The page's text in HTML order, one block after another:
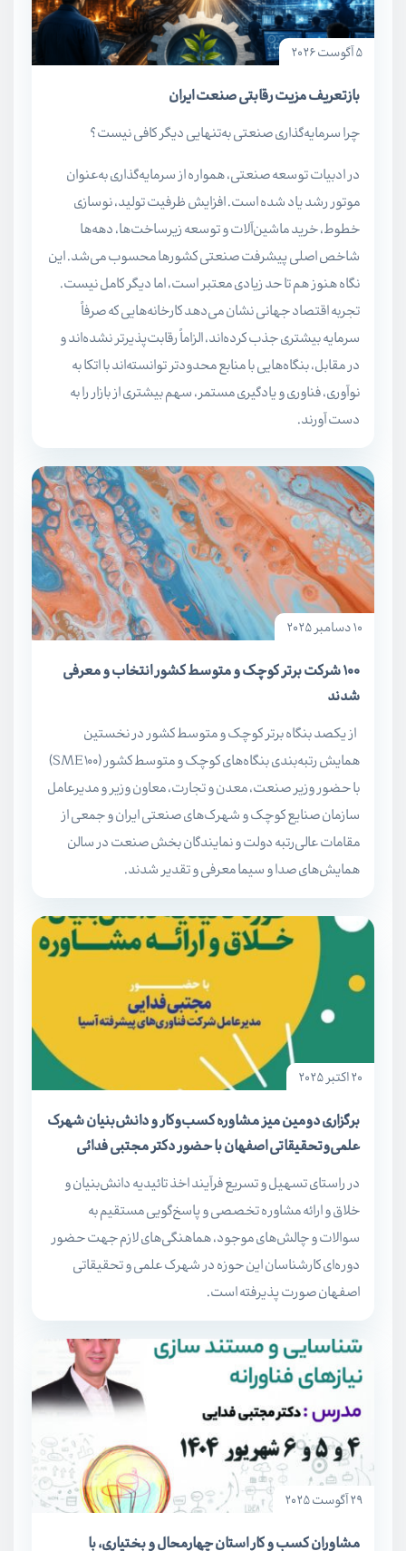
5 آگوست 2026
بازتعریف مزیت رقابتی صنعت ایران
چرا سرمایه‌گذاری صنعتی به‌تنهایی دیگر کافی نیست؟
در ادبیات توسعه صنعتی، همواره از سرمایه‌گذاری به‌عنوان
موتور رشد یاد شده است. افزایش ظرفیت تولید، نوسازی
خطوط، خرید ماشین‌آلات و توسعه زیرساخت‌ها، دهه‌ها
شاخص اصلی پیشرفت صنعتی کشورها محسوب می‌شد. این
نگاه هنوز هم تا حد زیادی معتبر است، اما دیگر کامل نیست.
تجربه اقتصاد جهانی نشان می‌دهد کارخانه‌هایی که صرفاً
سرمایه بیشتری جذب کرده‌اند، الزاماً رقابت‌پذیرتر نشده‌اند و
در مقابل، بنگاه‌هایی با منابع محدودتر توانسته‌اند با اتکا به
نوآوری، فناوری و یادگیری مستمر، سهم بیشتری از بازار را به
دست آورند.
10 دسامبر 2025
100 شرکت برتر کوچک و متوسط کشور انتخاب و معرفی
شدند
از یکصد بنگاه‌ برتر کوچک و متوسط کشور در نخستین
همایش رتبه‌بندی بنگاه‌های کوچک و متوسط کشور (SME100)
با حضور وزیر صنعت، معدن و تجارت، معاون وزیر و مدیرعامل
سازمان صنایع کوچک و شهرک‌های صنعتی ایران و جمعی از
مقامات عالی‌رتبه دولت و نمایندگان بخش صنعت در سالن
همایش‌های صدا و سیما معرفی و تقدیر شدند.
20 اکتبر 2025
برگزاری دومین میز مشاوره کسب‌و‌کار و دانش‌بنیان شهرک‌
علمی‌و‌تحقیقاتی اصفهان با حضور دکتر مجتبی فدائی
در راستای تسهیل و تسریع فرآیند اخذ تائیدیه‌ دانش‌بنیان و
خلاق و ارائه مشاوره تخصصی و پاسخ‌گویی مستقیم به
سوالات و چالش‌های موجود، هماهنگی‌های لازم جهت حضور
دوره‌ای کارشناسان این حوزه در شهرک علمی و تحقیقاتی
اصفهان صورت پذیرفته است.
29 آگوست 2025
مشاوران کسب و کار استان چهارمحال و بختیاری، با